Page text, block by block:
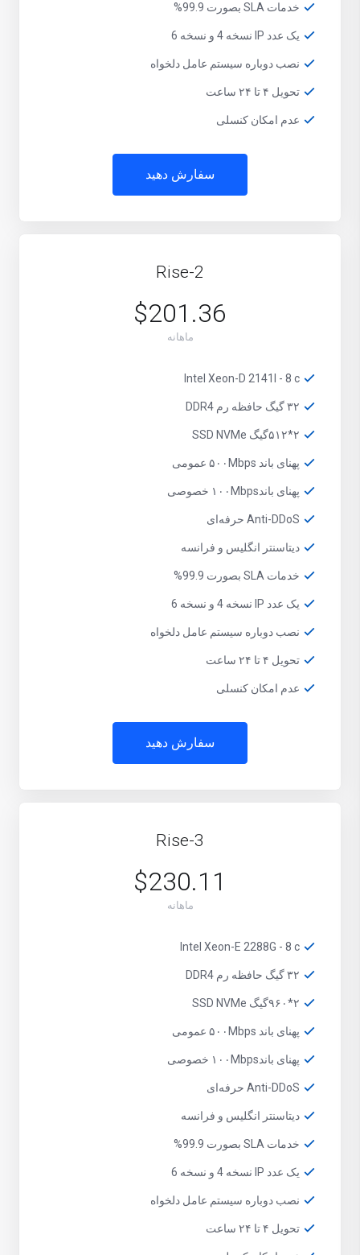
خدمات SLA بصورت 99.9%
یک عدد IP نسخه 4 و نسخه 6
نصب دوباره سیستم عامل دلخواه
تحویل ۴ تا ۲۴ ساعت
عدم امکان کنسلی
سفارش دهید
Rise-2
$201.36
ماهانه
Intel Xeon-D 2141I - 8 c
۳۲ گیگ حافظه رم DDR4
۲*۵۱۲گیگ SSD NVMe
پهنای باند ۵۰۰Mbps عمومی
پهنای باند۱۰۰Mbps خصوصی
Anti-DDoS حرفه‌ای
دیتاسنتر انگلیس و فرانسه
خدمات SLA بصورت 99.9%
یک عدد IP نسخه 4 و نسخه 6
نصب دوباره سیستم عامل دلخواه
تحویل ۴ تا ۲۴ ساعت
عدم امکان کنسلی
سفارش دهید
Rise-3
$230.11
ماهانه
Intel Xeon-E 2288G - 8 c
۳۲ گیگ حافظه رم DDR4
۲*۹۶۰گیگ SSD NVMe
پهنای باند ۵۰۰Mbps عمومی
پهنای باند۱۰۰Mbps خصوصی
Anti-DDoS حرفه‌ای
دیتاسنتر انگلیس و فرانسه
خدمات SLA بصورت 99.9%
یک عدد IP نسخه 4 و نسخه 6
نصب دوباره سیستم عامل دلخواه
تحویل ۴ تا ۲۴ ساعت